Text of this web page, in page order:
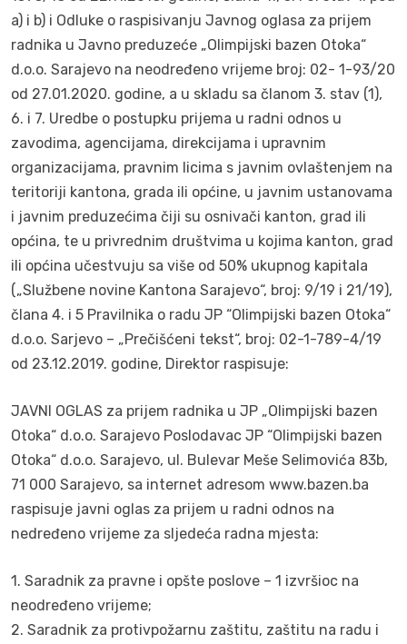
a) i b) i Odluke o raspisivanju Javnog oglasa za prijem
radnika u Javno preduzeće „Olimpijski bazen Otoka“
d.o.o. Sarajevo na neodređeno vrijeme broj: 02- 1-93/20
od 27.01.2020. godine, a u skladu sa članom 3. stav (1),
6. i 7. Uredbe o postupku prijema u radni odnos u
zavodima, agencijama, direkcijama i upravnim
organizacijama, pravnim licima s javnim ovlaštenjem na
teritoriji kantona, grada ili općine, u javnim ustanovama
i javnim preduzećima čiji su osnivači kanton, grad ili
općina, te u privrednim društvima u kojima kanton, grad
ili općina učestvuju sa više od 50% ukupnog kapitala
(„Službene novine Kantona Sarajevo“, broj: 9/19 i 21/19),
člana 4. i 5 Pravilnika o radu JP “Olimpijski bazen Otoka“
d.o.o. Sarjevo – „Prečišćeni tekst“, broj: 02-1-789-4/19
od 23.12.2019. godine, Direktor raspisuje:
JAVNI OGLAS za prijem radnika u JP „Olimpijski bazen
Otoka“ d.o.o. Sarajevo Poslodavac JP “Olimpijski bazen
Otoka“ d.o.o. Sarajevo, ul. Bulevar Meše Selimovića 83b,
71 000 Sarajevo, sa internet adresom www.bazen.ba
raspisuje javni oglas za prijem u radni odnos na
nedređeno vrijeme za sljedeća radna mjesta:
1. Saradnik za pravne i opšte poslove – 1 izvršioc na
neodređeno vrijeme;
2. Saradnik za protivpožarnu zaštitu, zaštitu na radu i